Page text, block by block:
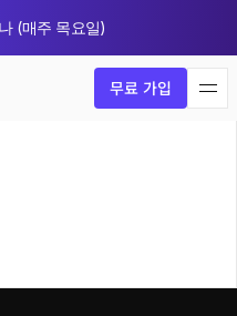
(매주 목요일)
무료 가입